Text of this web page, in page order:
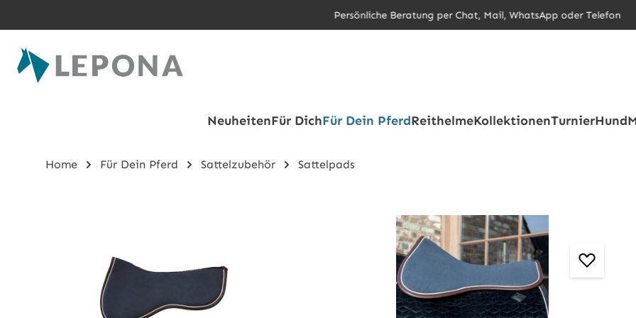
Persönliche Beratung per Chat, Mail, WhatsApp oder Telefon
NeuheitenFür DichFür Dein PferdReithelmeKollektionenTurnierHund
Home Für Dein Pferd Sattelzubehör Sattelpads